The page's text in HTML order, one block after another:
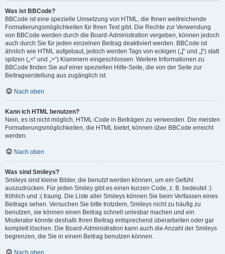
Was ist BBCode?
BBCode ist eine spezielle Umsetzung von HTML, die Ihnen weitreichende
Formatierungsmöglichkeiten für Ihren Text gibt. Die Rechte zur Verwendung
von BBCode werden durch die Board-Administration vergeben, können jedoch
auch durch Sie für jeden einzelnen Beitrag deaktiviert werden. BBCode ist
ähnlich wie HTML aufgebaut, jedoch werden Tags von eckigen („[“ und „]“) statt
spitzen („<“ und „>“) Klammern eingeschlossen. Weitere Informationen zu
BBCode finden Sie auf einer speziellen Hilfe-Seite, die von der Seite zur
Beitragserstellung aus zugänglich ist.
Nach oben
Kann ich HTML benutzen?
Nein, es ist nicht möglich, HTML-Code in Beiträgen zu verwenden. Die meisten
Formatierungsmöglichkeiten, die HTML bietet, können über BBCode erreicht
werden.
Nach oben
Was sind Smileys?
Smileys sind kleine Bilder, die benutzt werden können, um ein Gefühl
auszudrücken. Für jeden Smiley gibt es einen kurzen Code, z. B. bedeutet :)
fröhlich und :( traurig. Die Liste aller Smileys können Sie beim Verfassen eines
Beitrags sehen. Versuchen Sie bitte trotzdem, Smileys nicht zu häufig zu
benutzen, sie können einen Beitrag schnell unlesbar machen und ein
Moderator könnte deshalb Ihren Beitrag entsprechend überarbeiten oder gar
komplett löschen. Die Board-Administration kann auch die Anzahl der Smileys
begrenzen, die Sie in einem Beitrag benutzen können.
Nach oben